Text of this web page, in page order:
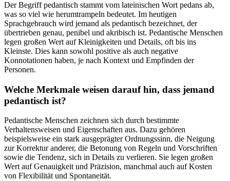
Der Begriff pedantisch stammt vom lateinischen Wort pedans ab,
was so viel wie herumtrampeln bedeutet. Im heutigen
Sprachgebrauch wird jemand als pedantisch bezeichnet, der
übertrieben genau, penibel und akribisch ist. Pedantische Menschen
legen großen Wert auf Kleinigkeiten und Details, oft bis ins
Kleinste. Dies kann sowohl positive als auch negative
Konnotationen haben, je nach Kontext und Empfinden der
Personen.
Welche Merkmale weisen darauf hin, dass jemand
pedantisch ist?
Pedantische Menschen zeichnen sich durch bestimmte
Verhaltensweisen und Eigenschaften aus. Dazu gehören
beispielsweise ein stark ausgeprägter Ordnungssinn, die Neigung
zur Korrektur anderer, die Betonung von Regeln und Vorschriften
sowie die Tendenz, sich in Details zu verlieren. Sie legen großen
Wert auf Genauigkeit und Präzision, manchmal auch auf Kosten
von Flexibilität und Spontaneität.